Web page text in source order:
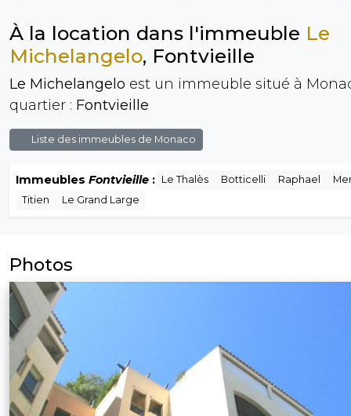
À la location dans l'immeuble Le
Michelangelo, Fontvieille
Le Michelangelo est un immeuble situé à
quartier : Fontvieille
Liste des immeubles de Monaco
Immeubles Fontvieille : Le Thalès Botticelli Raphael
Titien
Le Grand Large
Photos